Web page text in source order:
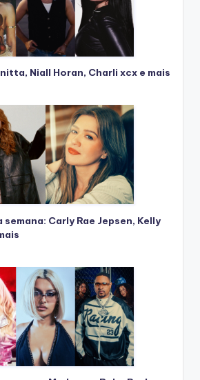
Niall Horan, Charli xcx e mais
Carly Rae Jepsen, Kelly